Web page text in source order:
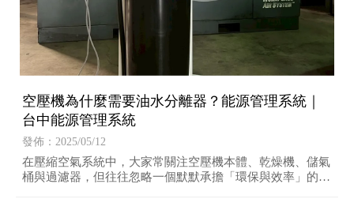
空壓機為什麼需要油水分離器？能源管理系統｜
台中能源管理系統
發佈：2025/05/12
在壓縮空氣系統中，大家常關注空壓機本體、乾燥機、儲氣
桶與過濾器，但往往忽略一個默默承擔「環保與效率」的關